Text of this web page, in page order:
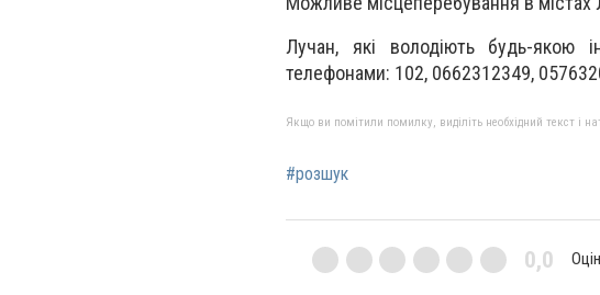
Лучан, які володіють будь-якою
телефонами: 102, 0662312349,
Якщо ви помітили помилку, виділіть необхідний текст і
#розшук
0,0